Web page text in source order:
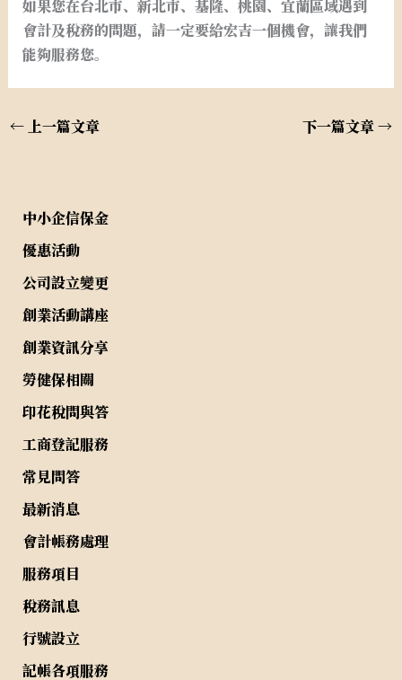
如果您在台北市、新北市、基隆、桃園、宜蘭區域遇到
會計及稅務的問題，請一定要給宏吉一個機會，讓我們
能夠服務您。
←上一篇文章 下一篇文章→
中小企信保金
優惠活動
公司設立變更
創業活動講座
創業資訊分享
勞健保相關
印花稅問與答
工商登記服務
常見問答
最新消息
會計帳務處理
服務項目
稅務訊息
行號設立
記帳各項服務